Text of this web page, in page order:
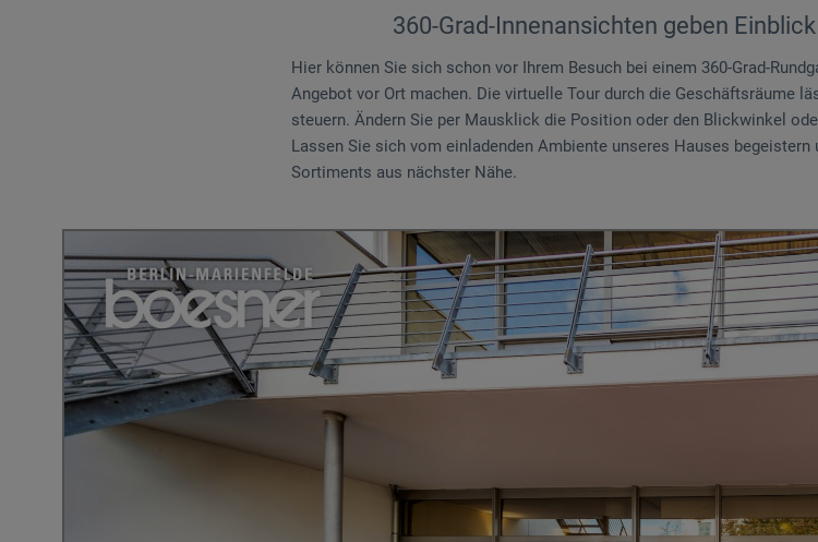
360-Grad-Innenansichten geben
Hier können Sie sich schon vor Ihrem Besuch bei einem 360-Grad-
Angebot vor Ort machen. Die virtuelle Tour durch die Geschäftsräume
steuern. Ändern Sie per Mausklick die Position oder den Blickwinkel
Lassen Sie sich vom einladenden Ambiente unseres Hauses
Sortiments aus nächster Nähe.